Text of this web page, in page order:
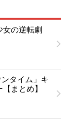
の逆転劇
タイム」キ
まとめ】